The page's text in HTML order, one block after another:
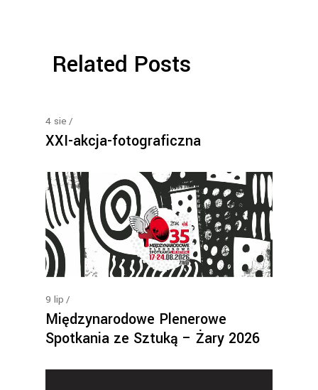
Related Posts
4 sie
XXI-akcja-fotograficzna
9 lip
Międzynarodowe Plenerowe
Spotkania ze Sztuką – Żary 2026